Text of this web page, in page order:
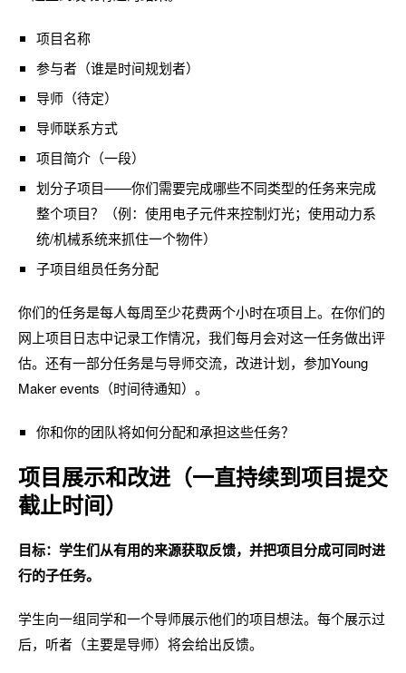
项目名称
参与者（谁是时间规划者）
导师（待定）
导师联系方式
项目简介（一段）
划分子项目——你们需要完成哪些不同类型的任务来完成
整个项目？（例：使用电子元件来控制灯光；使用动力系
统/机械系统来抓住一个物件）
子项目组员任务分配
你们的任务是每人每周至少花费两个小时在项目上。在你们的
网上项目日志中记录工作情况，我们每月会对这一任务做出评
估。还有一部分任务是与导师交流，改进计划，参加Young
Maker events（时间待通知）。
你和你的团队将如何分配和承担这些任务？
项目展示和改进（一直持续到项目提交
截止时间）
目标：学生们从有用的来源获取反馈，并把项目分成可同时进
行的子任务。
学生向一组同学和一个导师展示他们的项目想法。每个展示过
后，听者（主要是导师）将会给出反馈。